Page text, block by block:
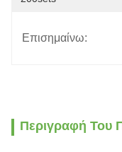
Επισημαίνω:
Περιγραφή Του